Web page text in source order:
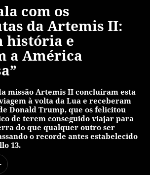
com os
da Artemis II:
história e
a América
missão Artemis II concluíram esta
à volta da Lua e receberam
Donald Trump, que os felicitou
de terem conseguido viajar para
do que qualquer outro ser
o recorde antes estabelecido
13.